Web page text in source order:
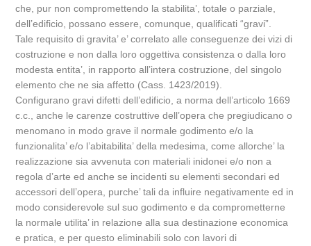
che, pur non compromettendo la stabilita’, totale o parziale,
dell’edificio, possano essere, comunque, qualificati “gravi”.
Tale requisito di gravita’ e’ correlato alle conseguenze dei vizi di
costruzione e non dalla loro oggettiva consistenza o dalla loro
modesta entita’, in rapporto all’intera costruzione, del singolo
elemento che ne sia affetto (Cass. 1423/2019).
Configurano gravi difetti dell’edificio, a norma dell’articolo 1669
c.c., anche le carenze costruttive dell’opera che pregiudicano o
menomano in modo grave il normale godimento e/o la
funzionalita’ e/o l’abitabilita’ della medesima, come allorche’ la
realizzazione sia avvenuta con materiali inidonei e/o non a
regola d’arte ed anche se incidenti su elementi secondari ed
accessori dell’opera, purche’ tali da influire negativamente ed in
modo considerevole sul suo godimento e da comprometterne
la normale utilita’ in relazione alla sua destinazione economica
e pratica, e per questo eliminabili solo con lavori di